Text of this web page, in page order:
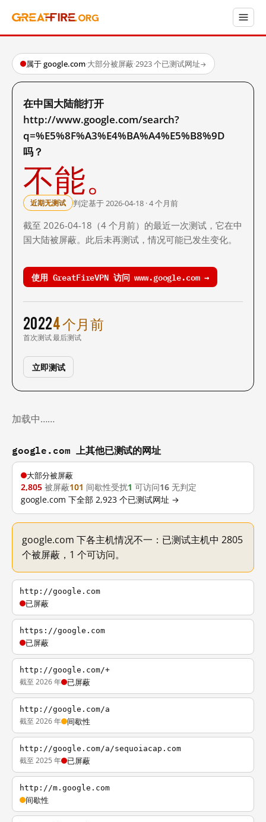
属于 google.com·大部分被屏蔽·2923 个已测试网址→
在中国大陆能打开
http://www.google.com/search?
q=%E5%8F%A3%E4%BA%A4%E5%B8%9D
吗？
不能。
近期无测试 判定基于 2026-04-18 · 4 个月前
截至 2026-04-18（4 个月前）的最近一次测试，它在中
国大陆被屏蔽。此后未再测试，情况可能已发生变化。
使用 GreatFireVPN 访问 www.google.com →
2022
首次测试
4 个月前
最后测试
立即测试
加载中……
google.com 上其他已测试的网址
大部分被屏蔽
2,805 被屏蔽101 间歇性受扰1 可访问16 无判定
google.com 下全部 2,923 个已测试网址 →
google.com 下各主机情况不一：已测试主机中 2805
个被屏蔽，1 个可访问。
http://google.com
已屏蔽
https://google.com
已屏蔽
http://google.com/+
截至 2026 年 已屏蔽
http://google.com/a
截至 2026 年 间歇性
http://google.com/a/sequoiacap.com
截至 2025 年 已屏蔽
http://m.google.com
间歇性